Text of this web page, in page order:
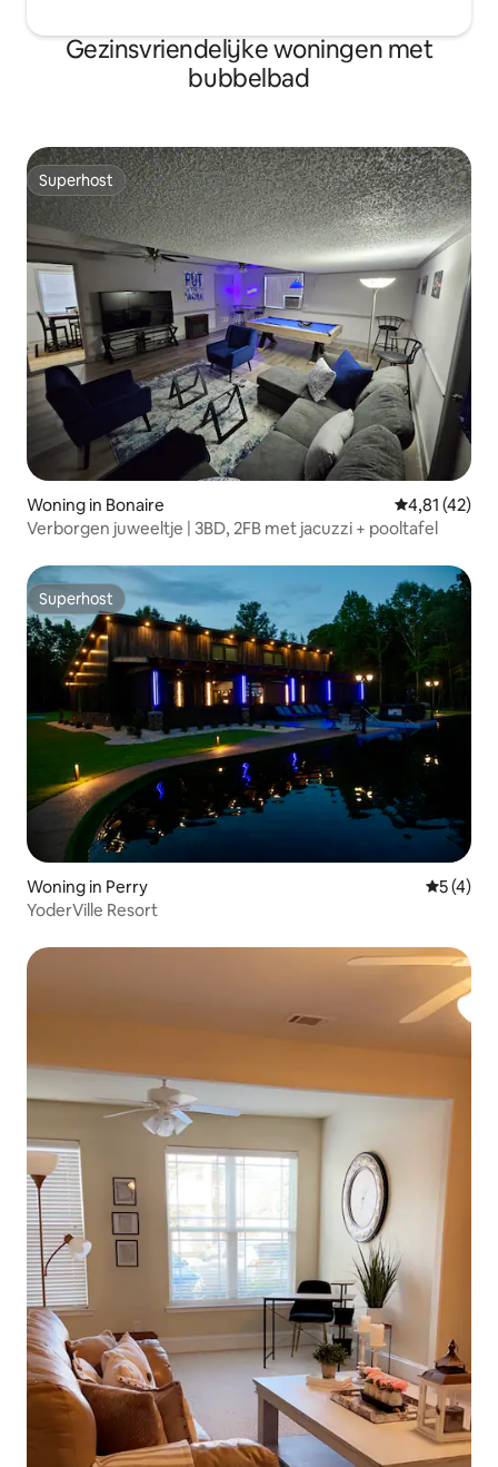
Gezinsvriendelijke woningen met
bubbelbad
Superhost
Superhost
Woning in Bonaire Gemiddelde
4,81 (42)
Verborgen juweeltje | 3BD, 2FB met jacuzzi + pooltafel
Superhost
Superhost
Woning in Perry
5 (4)
YoderVille Resort